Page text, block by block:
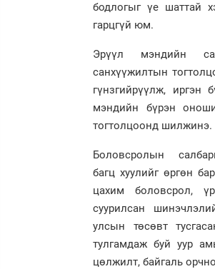
бодлогыг үе шаттай
гарцгүй юм.
Эрүүл мэндийн
санхүүжилтын
гүнзгийрүүлж, иргэн
мэндийн бүрэн
тогтолцоонд шилжинэ.
Боловсролын
багц хуулийг өргөн
цахим боловсрол,
суурилсан
улсын төсөвт
тулгамдаж буй уур
цөлжилт, байгаль